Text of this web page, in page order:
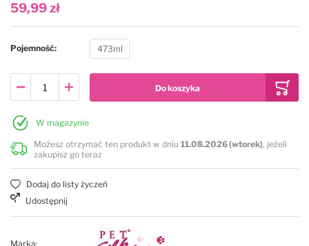
59,99 zł
Pojemność 473ml
W magazynie
Możesz otrzymać ten produkt w dniu 11.08.2026 (wtorek), jeżeli
zakupisz go teraz
Dodaj do listy życzeń
Udostępnij
Marka: